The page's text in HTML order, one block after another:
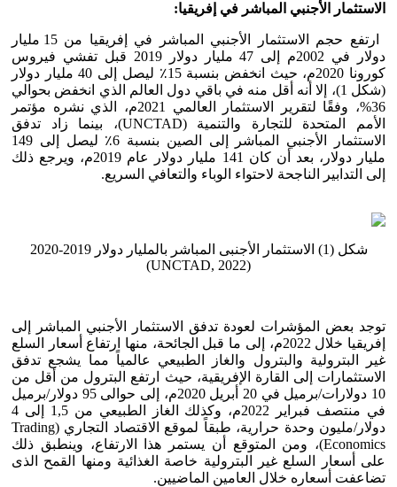
الاستثمار الأجنبي المباشر في إفريقيا:
ارتفع حجم الاستثمار الأجنبي المباشر في إفريقيا من 15 مليار
دولار في 2002م إلى 47 مليار دولار 2019 قبل تفشي فيروس
كورونا 2020م، حيث انخفض بنسبة 15٪ ليصل إلى 40 مليار دولار
(شكل 1)، إلا أنه أقل منه في باقي دول العالم الذي انخفض بحوالي
36%، وفقًا لتقرير الاستثمار العالمي 2021م، الذي نشره مؤتمر
الأمم المتحدة للتجارة والتنمية (UNCTAD)، بينما زاد تدفق
الاستثمار الأجنبي المباشر إلى الصين بنسبة 6٪ ليصل إلى 149
مليار دولار، بعد أن كان 141 مليار دولار عام 2019م، ويرجع ذلك
إلى التدابير الناجحة لاحتواء الوباء والتعافي السريع.
شكل (1) الاستثمار الأجنبى المباشر بالمليار دولار 2019-2020
(UNCTAD, 2022)
توجد بعض المؤشرات لعودة تدفق الاستثمار الأجنبي المباشر إلى
إفريقيا خلال 2022م، إلى ما قبل الجائحة، منها ارتفاع أسعار السلع
غير البترولية والبترول والغاز الطبيعي عالمياً مما يشجع تدفق
الاستثمارات إلى القارة الإفريقية، حيث ارتفع البترول من أقل من
10 دولارات/برميل في 20 أبريل 2020م، إلى حوالى 95 دولار/برميل
في منتصف فبراير 2022م، وكذلك الغاز الطبيعي من 1,5 إلى 4
دولار/مليون وحدة حرارية، طبقاً لموقع الاقتصاد التجاري (Trading
Economics)، ومن المتوقع أن يستمر هذا الارتفاع، وينطبق ذلك
على أسعار السلع غير البترولية خاصة الغذائية ومنها القمح الذى
تضاعفت أسعاره خلال العامين الماضيين.